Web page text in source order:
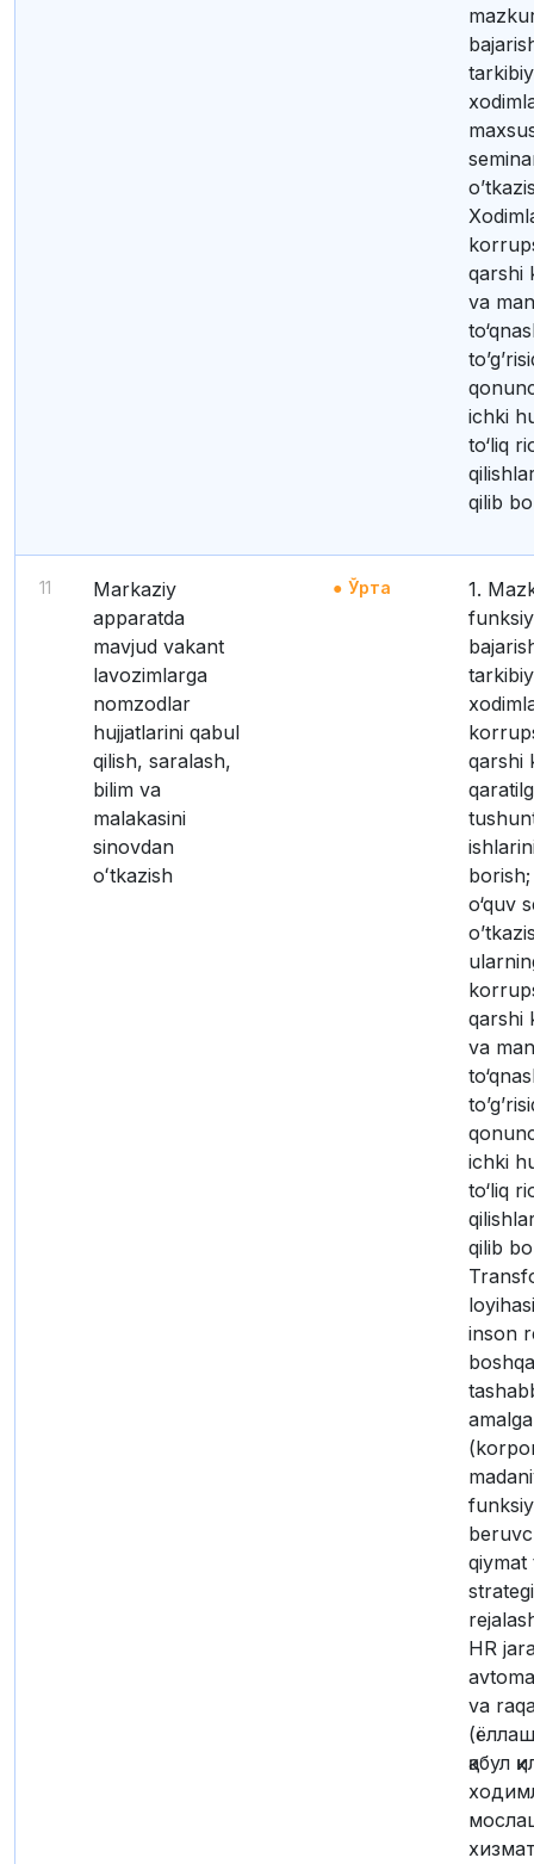
qarshi
va
ichki
to‘liq
qilib
11
Markaziy
apparatda
mavjud vakant
lavozimlarga
nomzodlar
hujjatlarini qabul
qilish, saralash,
bilim va
malakasini
sinovdan
oʻtkazish
Ўрта
1. Mazkur
qarshi
o‘quv
qarshi
va
ichki
to‘liq
qilib
inson
qiymat
HR
va
қабул